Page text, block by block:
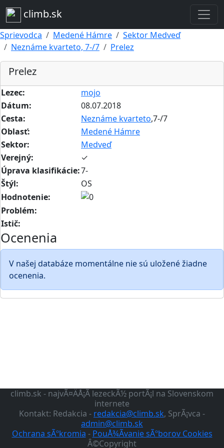
climb.sk
Sprievodca Medené Hámre
Sektor Medveď
Neznáme kvarteto, 7-/7
Prelez
Prelez
Lezec:
mojo
Dátum:
08.07.2018
Cesta:
Neznáme kvarteto,7-/7
Oblasť:
Medené Hámre
Sektor:
Medveď
Verejný:
✓
Úprava klasifikácie:7-
Štýl:
OS
Hodnotenie:
Problém:
Istič:
Ocenenia
V našej databáze momentálne nie sú uložené žiadne
ocenenia.
climb.sk - najvÃ¤ÄÅ¡Ã­ lezeckÃ½ portÃ¡l na Slovenskom
internete
Kontakt: Redakcia - redakcia@climb.sk, SprÃ¡vca -
admin@climb.sk
Ochrana sÃºkromia - PouÅ¾Ã­vanie sÃºborov Cookies
Â©Copyright